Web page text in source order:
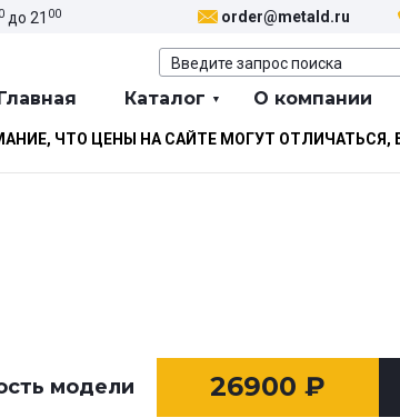
до 21 00 order@metald.ru
Главная Каталог О компании
ЧТО ЦЕНЫ НА САЙТЕ МОГУТ ОТЛИЧАТЬСЯ,
модели 26900 ₽